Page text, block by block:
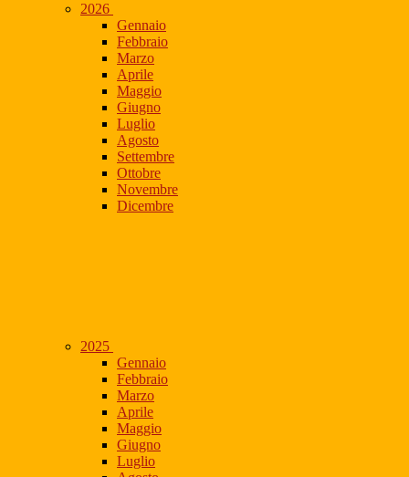
2026
Gennaio
Febbraio
Marzo
Aprile
Maggio
Giugno
Luglio
Agosto
Settembre
Ottobre
Novembre
Dicembre
2025
Gennaio
Febbraio
Marzo
Aprile
Maggio
Giugno
Luglio